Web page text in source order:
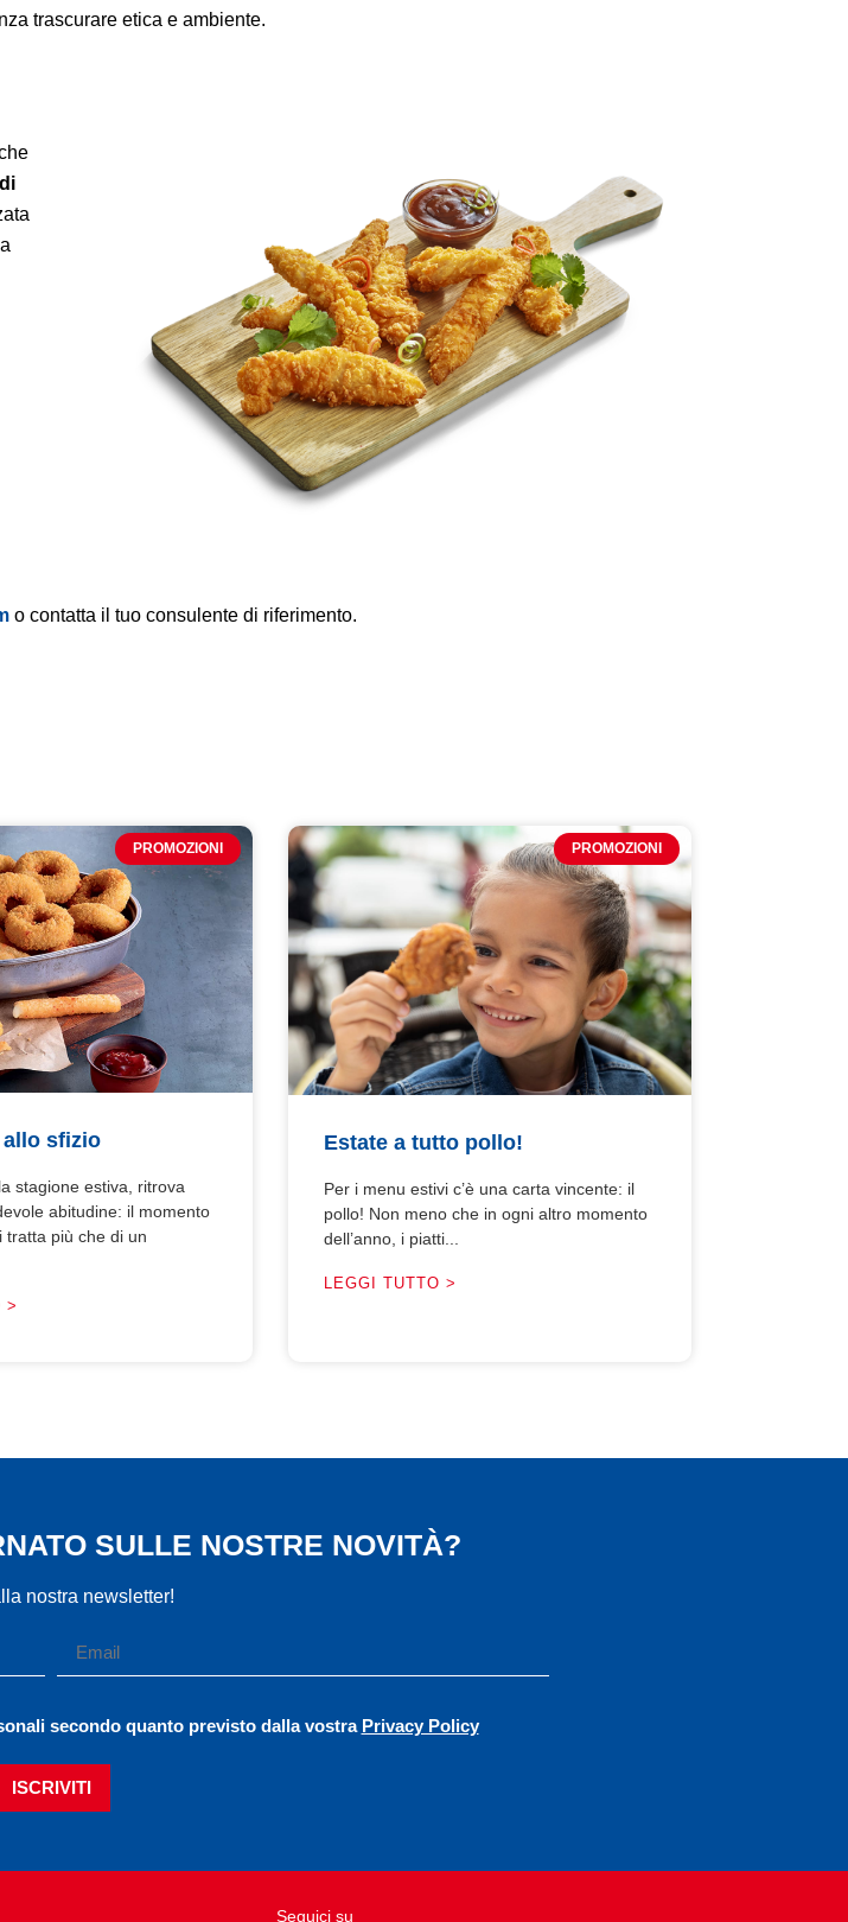
trascurare etica e ambiente.
o contatta il tuo consulente di riferimento.
PROMOZIONI
allo sfizio
stagione estiva, ritrova
abitudine: il momento
tratta più che di un
>
PROMOZIONI
Estate a tutto pollo!
Per i menu estivi c’è una carta vincente: il
pollo! Non meno che in ogni altro momento
dell’anno, i piatti...
LEGGI TUTTO >
SULLE NOSTRE NOVITÀ?
nostra newsletter!
secondo quanto previsto dalla vostra Privacy Policy
ISCRIVITI
Seguici su